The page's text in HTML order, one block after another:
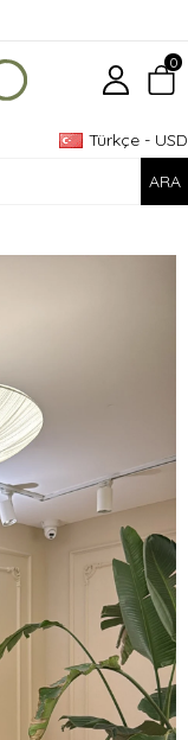
Türkçe - USD
0